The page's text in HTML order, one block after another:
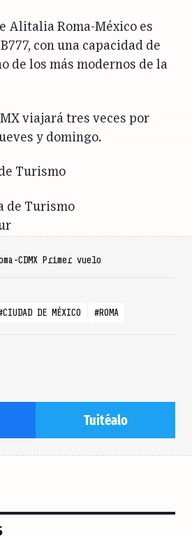
Alitalia Roma-México es
con una capacidad de
de los más modernos de la
viajará tres veces por
y domingo.
Turismo
de Turismo
CDMX Primer vuelo
CIUDAD DE MÉXICO ROMA
Tuitéalo